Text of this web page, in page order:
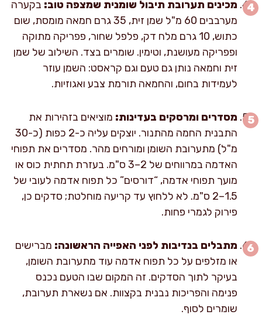
מכינים תערובת תיבול שומנית שמצפה טוב: בקערה
מערבבים 60 מ"ל שמן זית, 35 גרם חמאה מומסת, שום
כתוש, 10 גרם מלח דק, פלפל שחור, פפריקה מתוקה
ופפריקה מעושנת, וטימין. שומרים בצד. השילוב של שמן
זית וחמאה נותן גם טעם וגם קראסט: השמן עוזר
לעמידות בחום, והחמאה תורמת צבע ואגוזיות.
מסדרים ומרסקים בעדינות: מוציאים בזהירות את
התבנית החמה מהתנור. יוצקים עליה כ-2 כפות (כ-30
מ"ל) מתערובת השומן ומורחים מהר. מסדרים את תפוחי
האדמה במרווחים של 2–3 ס"מ. בעזרת תחתית כוס או
מועך תפוחי אדמה, “דורסים” כל תפוח אדמה לעובי של
1.5–2 ס"מ. לא ללחוץ עד קריעה מוחלטת; סדקים כן,
פירוק לגמרי פחות.
מתבלים בנדיבות לפני האפייה הראשונה: מברישים
או מזלפים על כל תפוח אדמה עוד מתערובת השומן,
בעיקר לתוך הסדקים. זה המקום שבו הטעם נכנס
פנימה והפריכות נבנית בקצוות. אם נשארת תערובת,
שומרים לסוף.